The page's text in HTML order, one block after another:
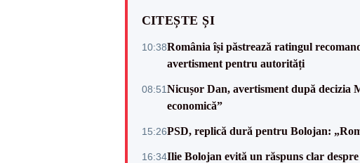
CITEȘTE ȘI
10:38România își păstrează ratingul
avertisment pentru autorități
08:51Nicușor Dan, avertisment după decizia
economică”
15:26PSD, replică dură pentru Bolojan:
16:34Ilie Bolojan evită un răspuns clar